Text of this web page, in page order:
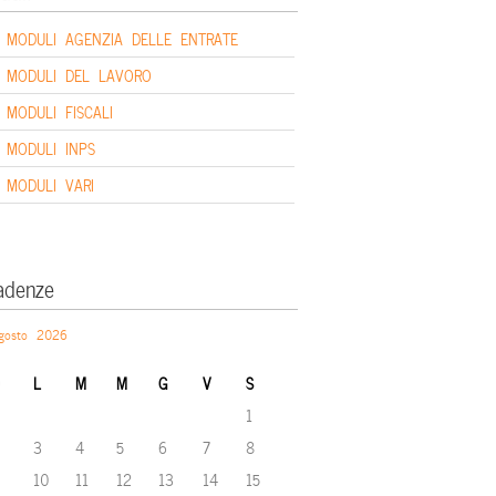
MODULI AGENZIA DELLE ENTRATE
MODULI DEL LAVORO
MODULI FISCALI
MODULI INPS
MODULI VARI
2026
L M M G V S
1
3 4 5 6 7
8
10 11 12 13 14
15